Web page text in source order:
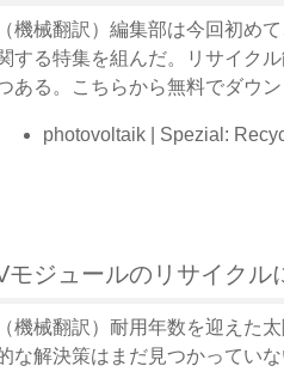
（機械翻訳）編集部は今回初め
する特集を組んだ。リサイク
ある。こちらから無料でダウン
photovoltaik | Spezial:
ジュールのリサイクル
（機械翻訳）耐用年数を迎えた
な解決策はまだ見つかってい